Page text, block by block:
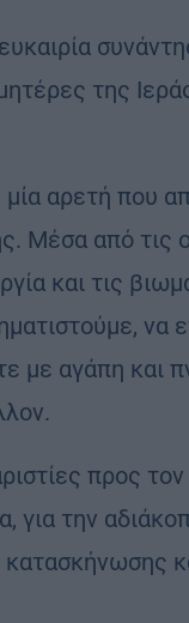
μητέρες της
αρετή που
Μέσα από τις
και τις
να
με αγάπη και
προς
την